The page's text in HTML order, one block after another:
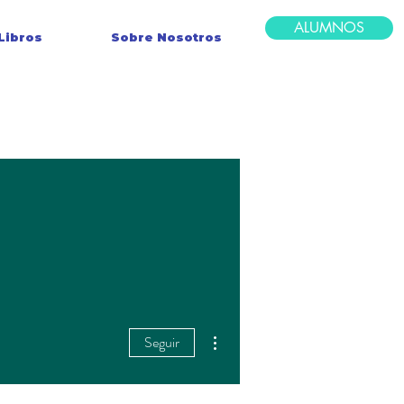
Sobre Nosotros ALUMNOS
Seguir